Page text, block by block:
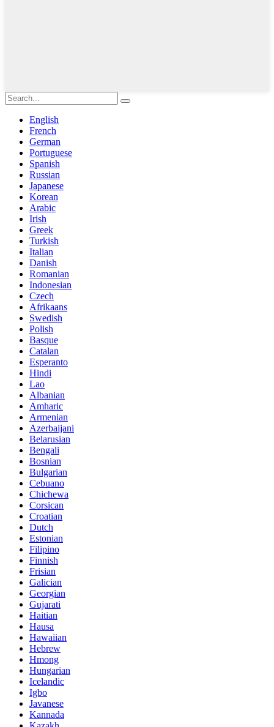
English
French
German
Portuguese
Spanish
Russian
Japanese
Korean
Arabic
Irish
Greek
Turkish
Italian
Danish
Romanian
Indonesian
Czech
Afrikaans
Swedish
Polish
Basque
Catalan
Esperanto
Hindi
Lao
Albanian
Amharic
Armenian
Azerbaijani
Belarusian
Bengali
Bosnian
Bulgarian
Cebuano
Chichewa
Corsican
Croatian
Dutch
Estonian
Filipino
Finnish
Frisian
Galician
Georgian
Gujarati
Haitian
Hausa
Hawaiian
Hebrew
Hmong
Hungarian
Icelandic
Igbo
Javanese
Kannada